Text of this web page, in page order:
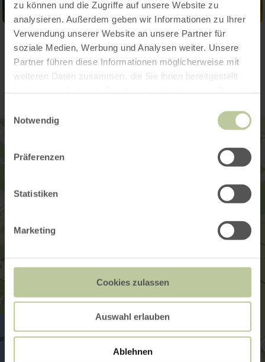
zu können und die Zugriffe auf unsere Website zu
analysieren. Außerdem geben wir Informationen zu Ihrer
Verwendung unserer Website an unsere Partner für
soziale Medien, Werbung und Analysen weiter. Unsere
Partner führen diese Informationen möglicherweise mit
weiteren Daten zusammen, die Sie ihnen bereitgestellt
Notwendig
Präferenzen
Statistiken
Marketing
Cookies zulassen
Auswahl erlauben
Ablehnen
Contact